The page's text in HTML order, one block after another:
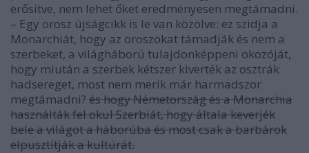
erősítve, nem lehet őket eredményesen megtámadni.
– Egy orosz újságcikk is le van közölve: ez szidja a
Monarchiát, hogy az oroszokat támadják és nem a
szerbeket, a világháború tulajdonképpeni okozóját,
hogy miután a szerbek kétszer kiverték az osztrák
hadsereget, most nem merik már harmadszor
megtámadni? és hogy Németország és a Monarchia
használták fel okul Szerbiát, hogy általa keverjék
bele a világot a háborúba és most csak a barbárok
elpusztítják a kultúrát.